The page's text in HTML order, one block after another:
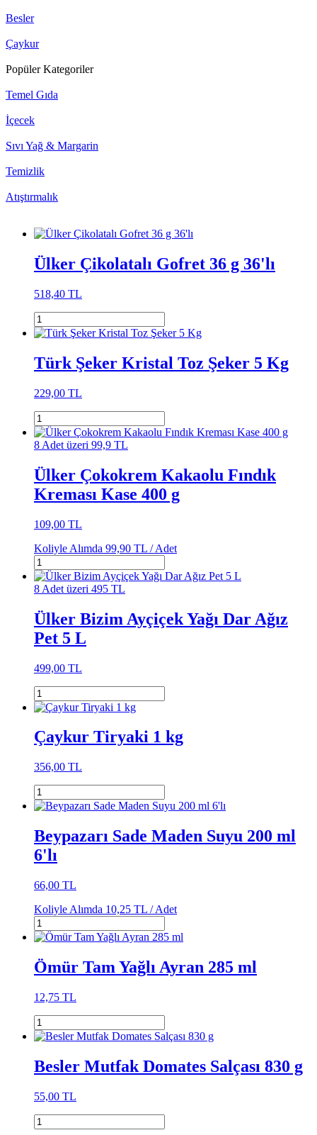
Besler
Çaykur
Popüler Kategoriler
Temel Gıda
İçecek
Sıvı Yağ & Margarin
Temizlik
Atıştırmalık
Ülker Çikolatalı Gofret 36 g 36'lı
518,40 TL
Türk Şeker Kristal Toz Şeker 5 Kg
229,00 TL
8 Adet üzeri 99,9 TL
Ülker Çokokrem Kakaolu Fındık
Kreması Kase 400 g
109,00 TL
Koliyle Alımda 99,90 TL /Adet
8 Adet üzeri 495 TL
Ülker Bizim Ayçiçek Yağı Dar Ağız
Pet 5 L
499,00 TL
Çaykur Tiryaki 1 kg
356,00 TL
Beypazarı Sade Maden Suyu 200 ml
6'lı
66,00 TL
Koliyle Alımda 10,25 TL /Adet
Ömür Tam Yağlı Ayran 285 ml
12,75 TL
Besler Mutfak Domates Salçası 830 g
55,00 TL